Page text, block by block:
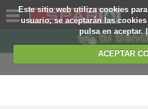
Este sitio web utiliza cookies
usuario, se aceptarán las
pulsa en aceptar.
ACEPTAR
SOMOS